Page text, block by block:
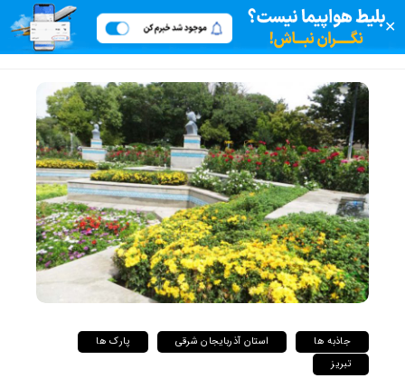
✕
جاذبه ها استان آذربایجان شرقی
پارک ها
تبریز